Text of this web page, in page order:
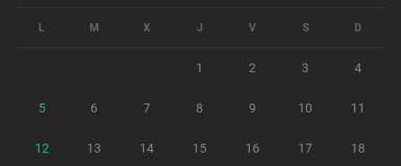
L M X J V S D
1 2 3 4
5 6 7 8 9 10 11
12 13 14 15 16 17 18